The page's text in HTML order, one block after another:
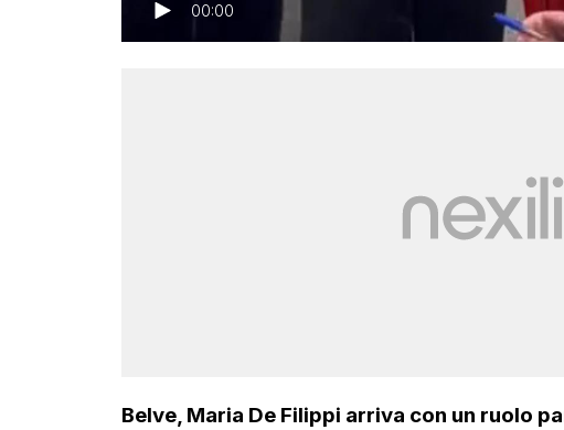
00:00
Belve, Maria De Filippi arriva con un ruolo